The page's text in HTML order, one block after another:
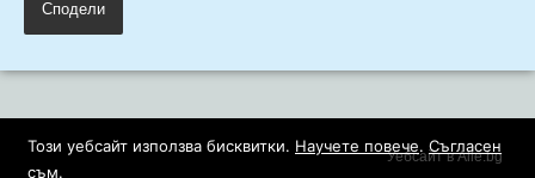
Сподели
Уебсайт в Alle.bg
Този уебсайт използва бисквитки. Научете повече. Съгласен
съм.